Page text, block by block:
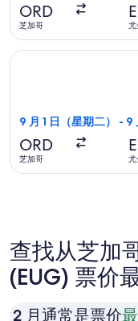
ORD
芝加哥 尤
9 月 1 日（星期二） - 9
ORD
芝加哥 尤
选择阿拉斯加航空航
查找从芝加
(EUG) 票价
2 月通常是票价